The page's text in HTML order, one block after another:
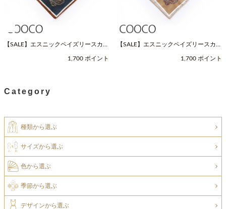
【SALE】エスニックペイズリースカー
1,700 ポイント
【SALE】エスニックペイズリースカー
1,700 ポイント
Category
種類から選ぶ
サイズから選ぶ
色から選ぶ
季節から選ぶ
デザインから選ぶ